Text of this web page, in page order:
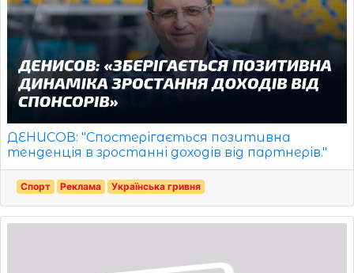
ДЕНИСОВ: "Спостерігається позитивна
тенденція в зростанні доходів від партнерів."
Спорт Реклама Українська гривня